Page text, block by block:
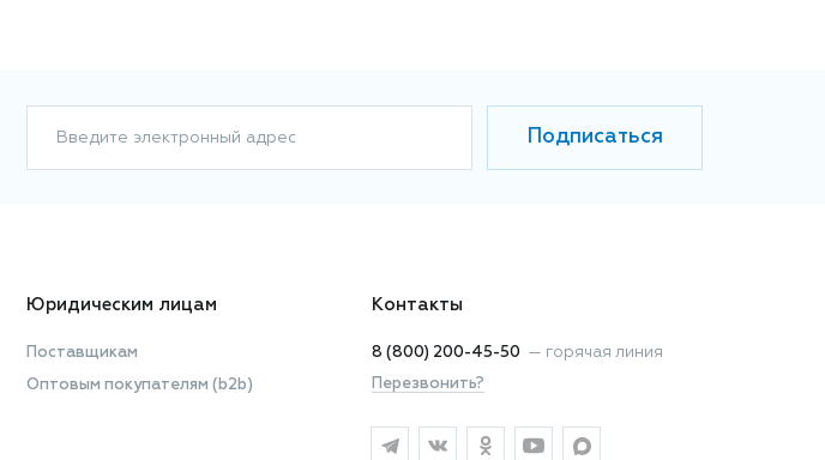
Введите электронный адрес Подписаться
Юридическим лицам
Поставщикам
Оптовым покупателям (b2b)
Контакты
8 (800) 200-45-50 — горячая линия
Перезвонить?